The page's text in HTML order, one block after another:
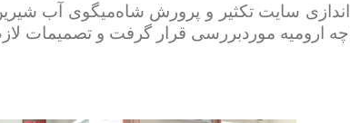
سایت تکثیر و پرورش شاه‌میگوی آب
ارومیه موردبررسی قرار گرفت و تصمیمات